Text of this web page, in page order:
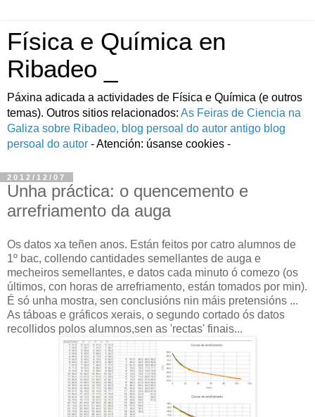
Física e Química en
Ribadeo _
Páxina adicada a actividades de Fí­sica e Quí­mica (e outros
temas). Outros sitios relacionados: As Feiras de Ciencia na
Galiza sobre Ribadeo, blog persoal do autor antigo blog
persoal do autor - Atención: úsanse cookies -
2012/12/07
Unha práctica: o quencemento e
arrefriamento da auga
Os datos xa teñen anos. Están feitos por catro alumnos de
1º bac, collendo cantidades semellantes de auga e
mecheiros semellantes, e datos cada minuto ó comezo (os
últimos, con horas de arrefriamento, están tomados por min).
É só unha mostra, sen conclusións nin máis pretensións ...
As táboas e gráficos xerais, o segundo cortado ós datos
recollidos polos alumnos,sen as 'rectas' finais...